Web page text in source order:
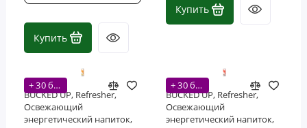
Купить
Купить
+ 30 бонусов
BUCKED UP, Refresher,
Освежающий
энергетический напиток,
+ 30 бонусов
BUCKED UP, Refresher,
Освежающий
энергетический напиток,